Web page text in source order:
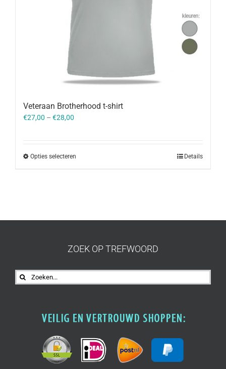
Veteraan Brotherhood t-shirt
€27,00 – €28,00
Opties selecteren Details
ZOEK OP TREFWOORD
Zoeken
naar: